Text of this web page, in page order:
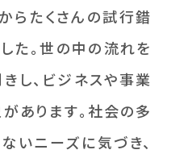
らたくさんの試行錯
た。世の中の流れを
し、ビジネスや事業
あります。社会の多
いニーズに気づき、